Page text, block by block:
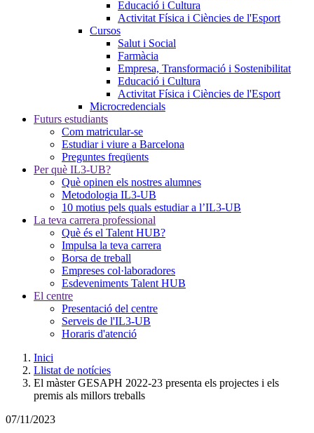
Educació i Cultura
Activitat Física i Ciències de l'Esport
Cursos
Salut i Social
Farmàcia
Empresa, Transformació i Sostenibilitat
Educació i Cultura
Activitat Física i Ciències de l'Esport
Microcredencials
Futurs estudiants
Com matricular-se
Estudiar i viure a Barcelona
Preguntes freqüents
Per què IL3-UB?
Què opinen els nostres alumnes
Metodologia IL3-UB
10 motius pels quals estudiar a l’IL3-UB
La teva carrera professional
Què és el Talent HUB?
Impulsa la teva carrera
Borsa de treball
Empreses col·laboradores
Esdeveniments Talent HUB
El centre
Presentació del centre
Serveis de l'IL3-UB
Horaris d'atenció
Inici
Llistat de notícies
El màster GESAPH 2022-23 presenta els projectes i els
premis als millors treballs
07/11/2023